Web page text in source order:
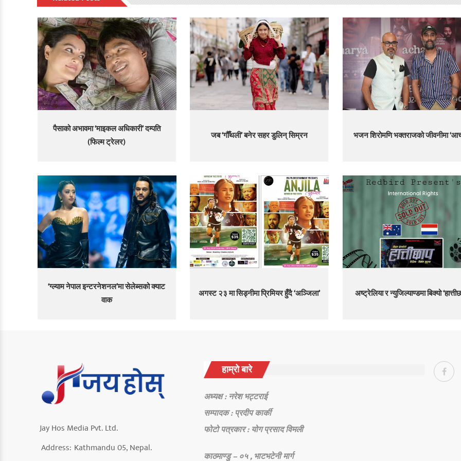
पैसाको अभावमा ‘माइकल अधिकारी’ दम्पति
(फिल्म ट्रेलर)
जब ‘गौँथली’ बनेर सहर डुलिन् सिम्रन भजन शिरोमणि भक्तराजको जीवनीमा
‘ग्ल्याम नेपाल इन्टरनेशनल’मा सेलेब्सको क्याट
वाक
अगस्ट २३ मा सिड्नीमा प्रिमियर हुँदै ‘अञ्जिला’ अष्ट्रेलिया र न्युजिल्याण्डमा बिक्यो
Jay Hos Media Pvt. Ltd.
Address: Kathmandu 05, Nepal.
हाम्रो बारे
अध्यक्ष : नरेश भट्टराई
सम्पादक : प्रदीप कार्की
फोटो पत्रकार : योग प्रसाद विमली
काठमाण्डु – ०५ , भाटभटेनी मार्ग